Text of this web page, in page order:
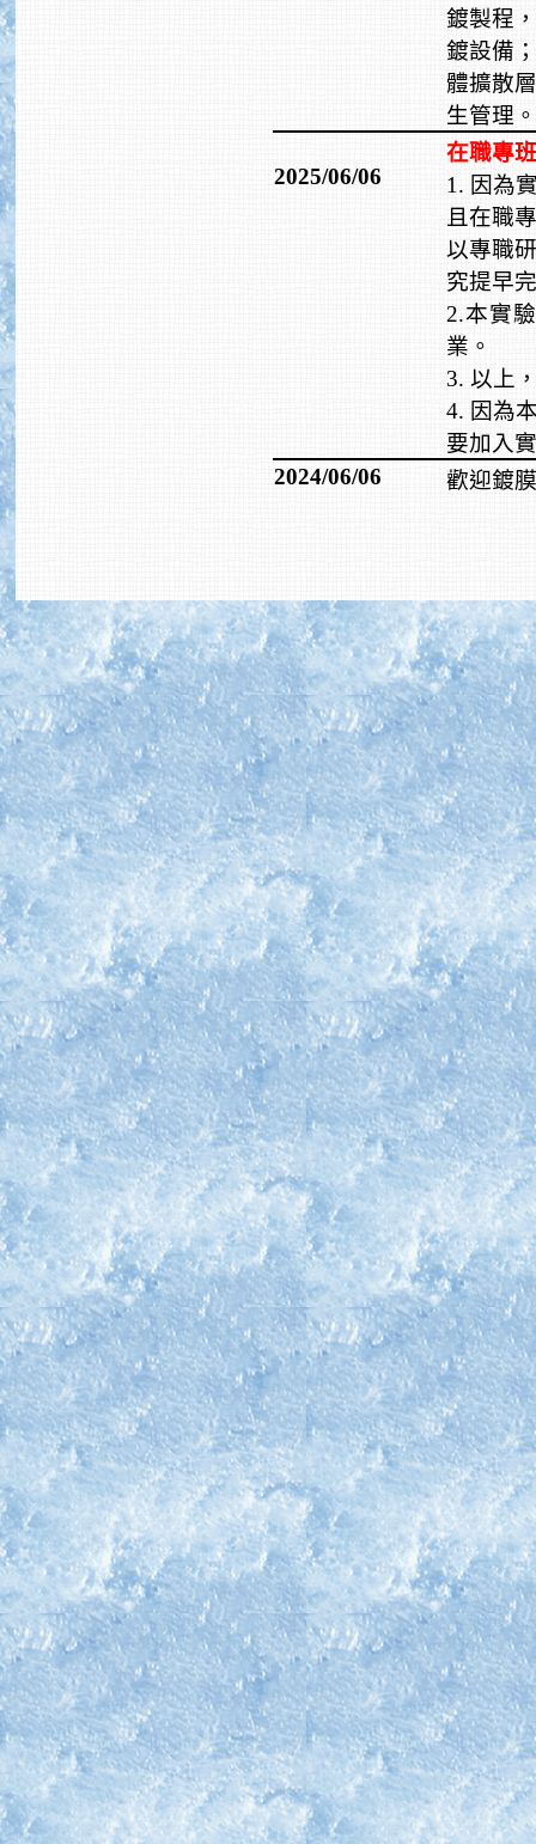
鍍製程
鍍設備
體擴散
生管理。
2025/06/06
在職專班
1. 因為
且在職
以專職
究提早
2.本實
業。
3. 以上
4. 因為
要加入
2024/06/06
歡迎鍍